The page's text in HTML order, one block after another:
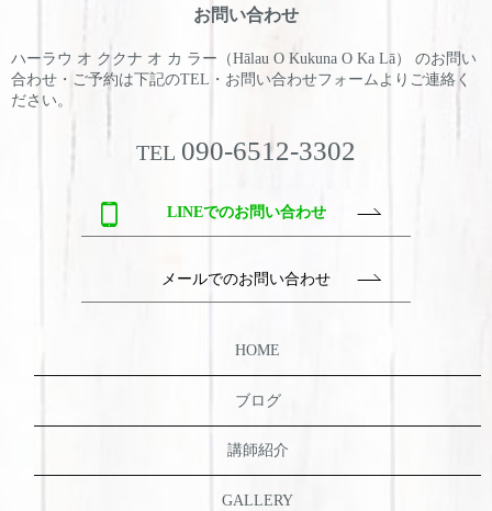
お問い合わせ
ハーラウ オ ククナ オ カ ラー（Hālau O Kukuna O Ka Lā） のお問い
合わせ・ご予約は下記のTEL・お問い合わせフォームよりご連絡く
ださい。
TEL 090-6512-3302
LINEでのお問い合わせ
メールでのお問い合わせ
HOME
ブログ
講師紹介
GALLERY